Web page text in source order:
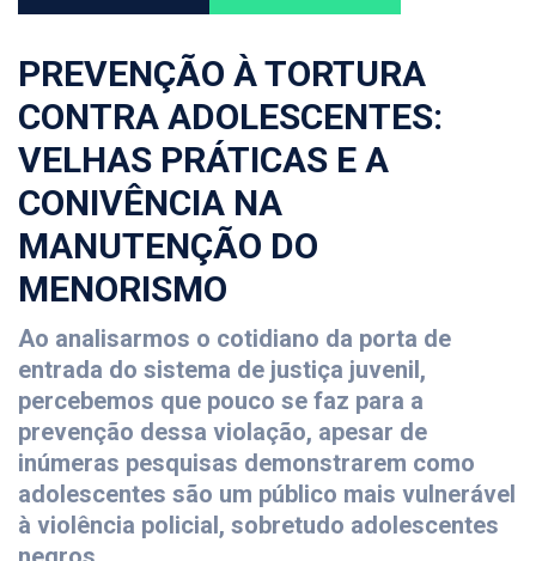
PREVENÇÃO À TORTURA
CONTRA ADOLESCENTES:
VELHAS PRÁTICAS E A
CONIVÊNCIA NA
MANUTENÇÃO DO
MENORISMO
Ao analisarmos o cotidiano da porta de
entrada do sistema de justiça juvenil,
percebemos que pouco se faz para a
prevenção dessa violação, apesar de
inúmeras pesquisas demonstrarem como
adolescentes são um público mais vulnerável
à violência policial, sobretudo adolescentes